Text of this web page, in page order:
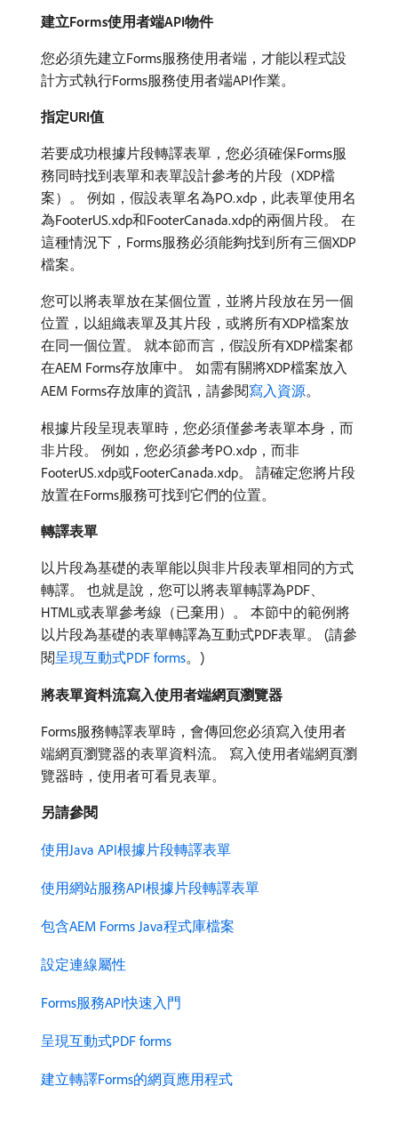
建立Forms使用者端API物件
您必須先建立Forms服務使用者端，才能以程式設
計方式執行Forms服務使用者端API作業。
指定URI值
若要成功根據片段轉譯表單，您必須確保Forms服
務同時找到表單和表單設計參考的片段（XDP檔
案）。 例如，假設表單名為PO.xdp，此表單使用名
為FooterUS.xdp和FooterCanada.xdp的兩個片段。 在
這種情況下，Forms服務必須能夠找到所有三個XDP
檔案。
您可以將表單放在某個位置，並將片段放在另一個
位置，以組織表單及其片段，或將所有XDP檔案放
在同一個位置。 就本節而言，假設所有XDP檔案都
在AEM Forms存放庫中。 如需有關將XDP檔案放入
AEM Forms存放庫的資訊，請參閱寫入資源。
根據片段呈現表單時，您必須僅參考表單本身，而
非片段。 例如，您必須參考PO.xdp，而非
FooterUS.xdp或FooterCanada.xdp。 請確定您將片段
放置在Forms服務可找到它們的位置。
轉譯表單
以片段為基礎的表單能以與非片段表單相同的方式
轉譯。 也就是說，您可以將表單轉譯為PDF、
HTML或表單參考線（已棄用）。 本節中的範例將
以片段為基礎的表單轉譯為互動式PDF表單。 (請參
閱呈現互動式PDF forms。)
將表單資料流寫入使用者端網頁瀏覽器
Forms服務轉譯表單時，會傳回您必須寫入使用者
端網頁瀏覽器的表單資料流。 寫入使用者端網頁瀏
覽器時，使用者可看見表單。
另請參閱
使用Java API根據片段轉譯表單
使用網站服務API根據片段轉譯表單
包含AEM Forms Java程式庫檔案
設定連線屬性
Forms服務API快速入門
呈現互動式PDF forms
建立轉譯Forms的網頁應用程式